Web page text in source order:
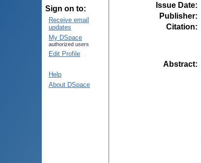
Sign on to:
Receive email
updates
My DSpace
authorized users
Edit Profile
Help
About DSpace
Issue Date:
Publisher:
Citation:
Abstract: